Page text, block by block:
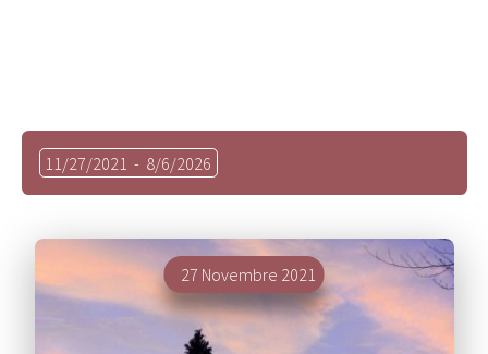
11/27/2021 - 8/6/2026 Seleziona
Segnalati
27 Novembre 2021